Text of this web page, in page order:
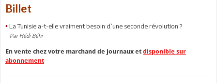
Billet
• La Tunisie a-t-elle vraiment besoin d’une seconde révolution ?
Par Hédi Béhi
En vente chez votre marchand de journaux et disponible sur
abonnement